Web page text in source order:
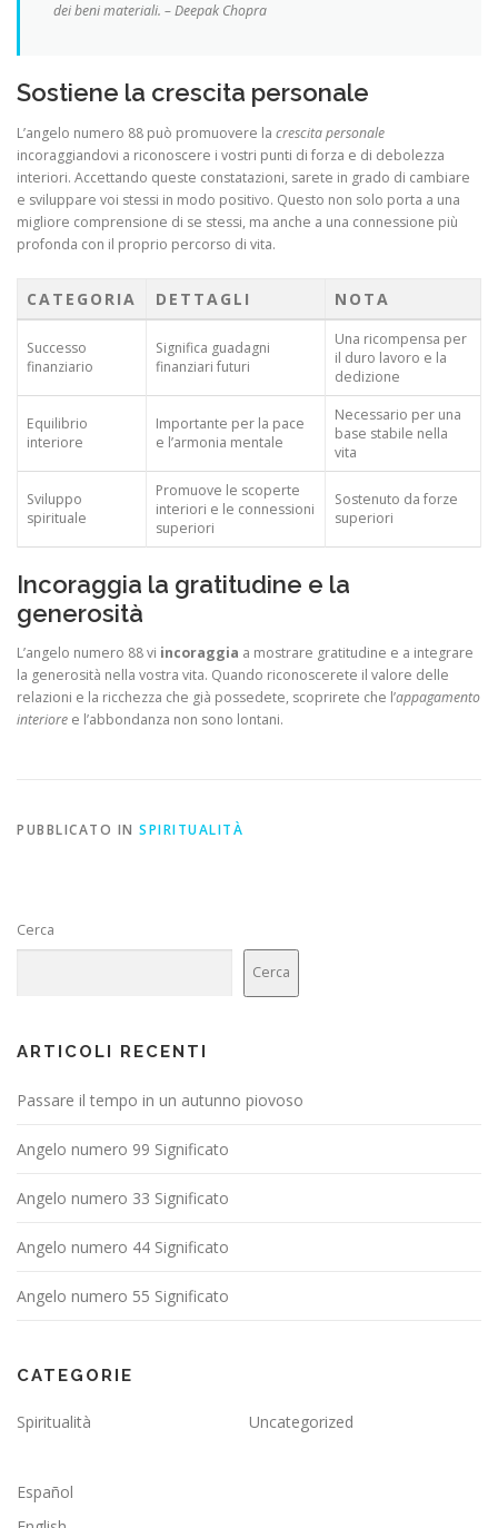
dei beni materiali. – Deepak Chopra
Sostiene la crescita personale
L’angelo numero 88 può promuovere la crescita personale
incoraggiandovi a riconoscere i vostri punti di forza e di debolezza
interiori. Accettando queste constatazioni, sarete in grado di cambiare
e sviluppare voi stessi in modo positivo. Questo non solo porta a una
migliore comprensione di se stessi, ma anche a una connessione più
profonda con il proprio percorso di vita.
CATEGORIA DETTAGLI NOTA
Successo
finanziario
Significa guadagni
finanziari futuri
Una ricompensa per
il duro lavoro e la
dedizione
Equilibrio
interiore
Importante per la pace
e l’armonia mentale
Necessario per una
base stabile nella
vita
Sviluppo
spirituale
Promuove le scoperte
interiori e le connessioni
superiori
Sostenuto da forze
superiori
Incoraggia la gratitudine e la
generosità
L’angelo numero 88 vi incoraggia a mostrare gratitudine e a integrare
la generosità nella vostra vita. Quando riconoscerete il valore delle
relazioni e la ricchezza che già possedete, scoprirete che l’appagamento
interiore e l’abbondanza non sono lontani.
PUBBLICATO IN SPIRITUALITÀ
Cerca
Cerca
ARTICOLI RECENTI
Passare il tempo in un autunno piovoso
Angelo numero 99 Significato
Angelo numero 33 Significato
Angelo numero 44 Significato
Angelo numero 55 Significato
CATEGORIE
Spiritualità Uncategorized
Español